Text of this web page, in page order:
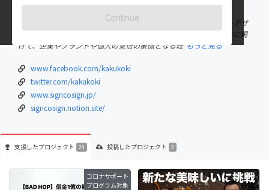
Continue
出身国：日本 出身地：東京都
株式会社サインコサイン 代表 ／ セプテーニグループ コーポレートデザ
イン室長。「自分の言葉で語るとき、人はいい声で話す。」を理念に掲
げて、企業やブランドや個人の覚悟の象徴となる理 もっと見る
www.facebook.com/kakukoki
twitter.com/kakukoki
www.signcosign.jp/
signcosign.notion.site/
支援したプロジェクト 29 投稿したプロジェクト 2
コロナサポート
プログラム対象